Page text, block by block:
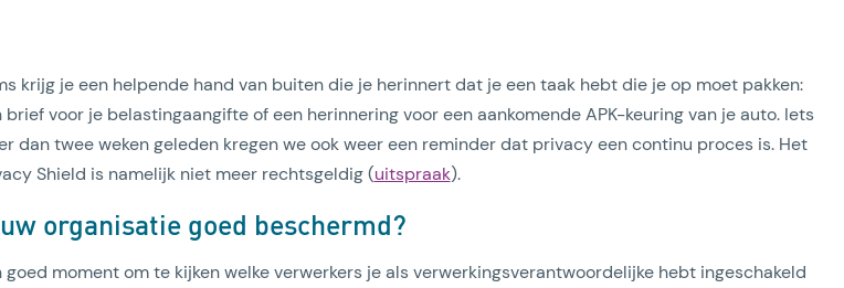
krijg je een helpende hand van buiten die je herinnert dat je een taak hebt die je op moet pakken:
brief voor je belastingaangifte of een herinnering voor een aankomende APK-keuring van je auto. Iets
dan twee weken geleden kregen we ook weer een reminder dat privacy een continu proces is. Het
Shield is namelijk niet meer rechtsgeldig (uitspraak).
organisatie goed beschermd?
goed moment om te kijken welke verwerkers je als verwerkingsverantwoordelijke hebt ingeschakeld